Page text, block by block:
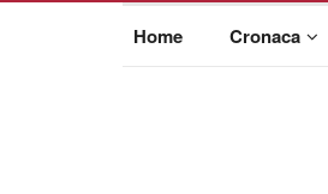
Home Cronaca